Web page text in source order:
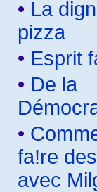
• La
pizza
• Esprit
• De la
•
fa!re
avec